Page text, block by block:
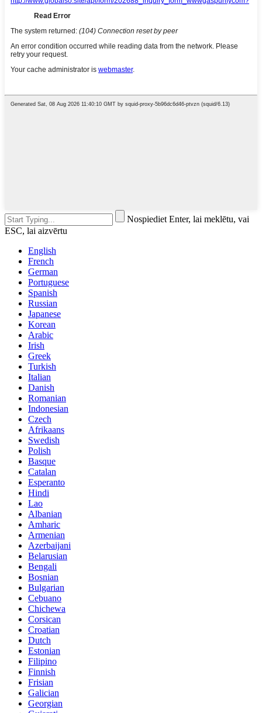
Nospiediet Enter, lai meklētu, vai
ESC, lai aizvērtu
English
French
German
Portuguese
Spanish
Russian
Japanese
Korean
Arabic
Irish
Greek
Turkish
Italian
Danish
Romanian
Indonesian
Czech
Afrikaans
Swedish
Polish
Basque
Catalan
Esperanto
Hindi
Lao
Albanian
Amharic
Armenian
Azerbaijani
Belarusian
Bengali
Bosnian
Bulgarian
Cebuano
Chichewa
Corsican
Croatian
Dutch
Estonian
Filipino
Finnish
Frisian
Galician
Georgian